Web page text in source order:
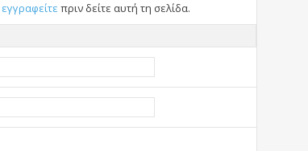
εγγραφείτε πριν δείτε αυτή τη σελίδα.